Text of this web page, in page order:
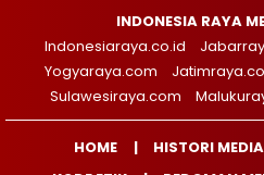
INDONESIA RAYA
Indonesiaraya.co.id
Yogyaraya.com
Sulawesiraya.com
HOME HISTORI MEDIA